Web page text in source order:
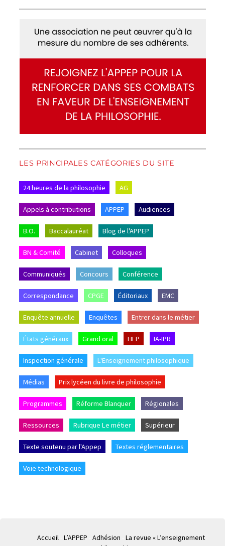
publications
TE
LES PRINCIPALES CATÉGORIES DU SITE
24 heures de la philosophie AG
Appels à contributions APPEP Audiences
B.O. Baccalauréat Blog de l'APPEP
BN & Comité Cabinet Colloques
Communiqués Concours Conférence
Correspondance CPGE Éditoriaux EMC
Enquête annuelle Enquêtes Entrer dans le métier
États généraux Grand oral HLP IA-IPR
Inspection générale L'Enseignement philosophique
Médias Prix lycéen du livre de philosophie
Programmes Réforme Blanquer Régionales
Ressources Rubrique Le métier Supérieur
Texte soutenu par l'Appep Textes réglementaires
Voie technologique
Accueil L’APPEP Adhésion
La revue « L’enseignement